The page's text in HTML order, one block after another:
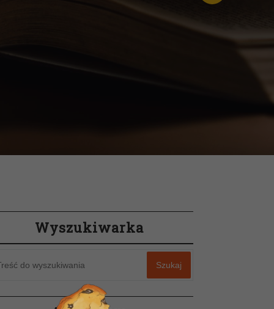
Wyszukiwarka
Szukaj